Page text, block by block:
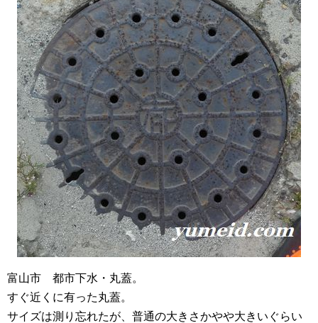
富山市 都市下水・丸蓋。
すぐ近くに有った丸蓋。
サイズは測り忘れたが、普通の大きさかやや大きいぐらい